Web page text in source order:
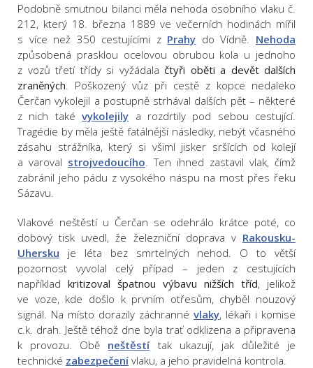
Podobně smutnou bilanci měla nehoda osobního vlaku č.
212, který 18. března 1889 ve večerních hodinách mířil
s více než 350 cestujícími z Prahy do Vídně. Nehoda
způsobená prasklou ocelovou obrubou kola u jednoho
z vozů třetí třídy si vyžádala čtyři oběti a devět dalších
zraněných . Poškozený vůz při cestě z kopce nedaleko
Čerčan vykolejil a postupně strhával dalších pět – některé
z nich takévykolejily a rozdrtily pod sebou cestující.
Tragédie by měla ještě fatálnější následky, nebýt včasného
zásahu strážníka, který si všiml jisker sršících od kolejí
a varoval strojvedoucího . Ten ihned zastavil vlak, čímž
zabránil jeho pádu z vysokého náspu na most přes řeku
Sázavu.
Vlakové neštěstí u Čerčan se odehrálo krátce poté, co
dobový tisk uvedl, že železniční doprava v Rakousku-
Uhersku je léta bez smrtelných nehod. O to větší
pozornost vyvolal celý případ – jeden z cestujících
například kritizoval špatnou výbavu nižších tříd, jelikož
ve voze, kde došlo k prvním otřesům, chyběl nouzový
signál. Na místo dorazily záchranné vlaky, lékaři i komise
c.k. drah. Ještě téhož dne byla trať odklizena a připravena
k provozu. Obě neštěstítak ukazují, jak důležité je
technické zabezpečenívlaku, a jeho pravidelná kontrola.